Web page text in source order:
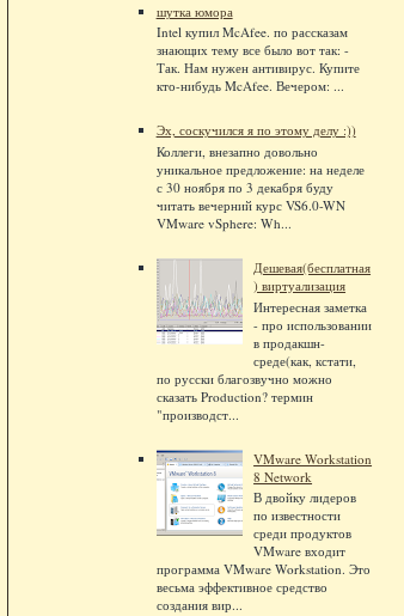
шутка юмора
Intel купил McAfee. по рассказам
знающих тему все было вот так: -
Так. Нам нужен антивирус. Купите
кто-нибудь McAfee. Вечером: ...
Эх, соскучился я по этому делу :))
Коллеги, внезапно довольно
уникальное предложение: на неделе
с 30 ноября по 3 декабря буду
читать вечерний курс VS6.0-WN
VMware vSphere: Wh...
Дешевая(бесплатная
) виртуализация
Интересная заметка
- про использовании
в продакшн-
среде(как, кстати,
по русски благозвучно можно
сказать Production? термин
"производст...
VMware Workstation
8 Network
В двойку лидеров
по известности
среди продуктов
VMware входит
программа VMware Workstation. Это
весьма эффективное средство
создания вир...